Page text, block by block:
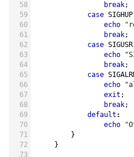
break;
case SIGHUP
echo
break;
case
echo
break;
case
echo
exit ;
break;
default :
echo
}
}